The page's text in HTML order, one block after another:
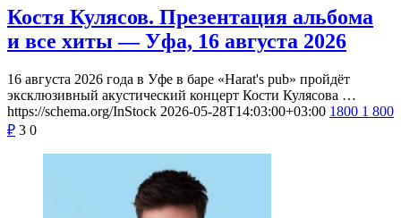
Костя Кулясов. Презентация альбома
и все хиты — Уфа, 16 августа 2026
16 августа 2026 года в Уфе в баре «Harat's pub» пройдёт
эксклюзивный акустический концерт Кости Кулясова …
https://schema.org/InStock 2026-05-28T14:03:00+03:00 1800 1 800
₽ 3 0